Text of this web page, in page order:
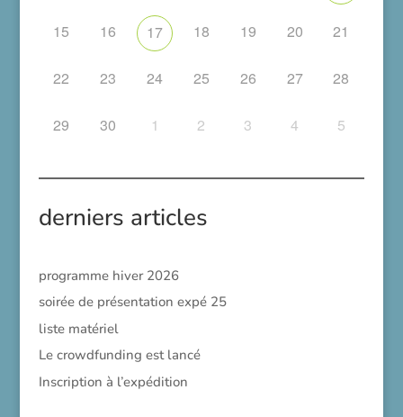
15 16 17 18 19 20 21
22 23 24 25 26 27 28
29 30 1 2 3 4 5
derniers articles
programme hiver 2026
soirée de présentation expé 25
liste matériel
Le crowdfunding est lancé
Inscription à l’expédition